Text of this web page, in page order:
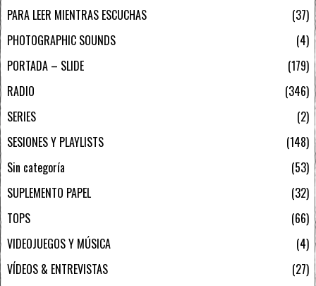
PARA LEER MIENTRAS ESCUCHAS
37
PHOTOGRAPHIC SOUNDS
4
PORTADA – SLIDE
179
RADIO
346
SERIES
2
SESIONES Y PLAYLISTS
148
Sin categoría
53
SUPLEMENTO PAPEL
32
TOPS
66
VIDEOJUEGOS Y MÚSICA
4
VÍDEOS & ENTREVISTAS
27